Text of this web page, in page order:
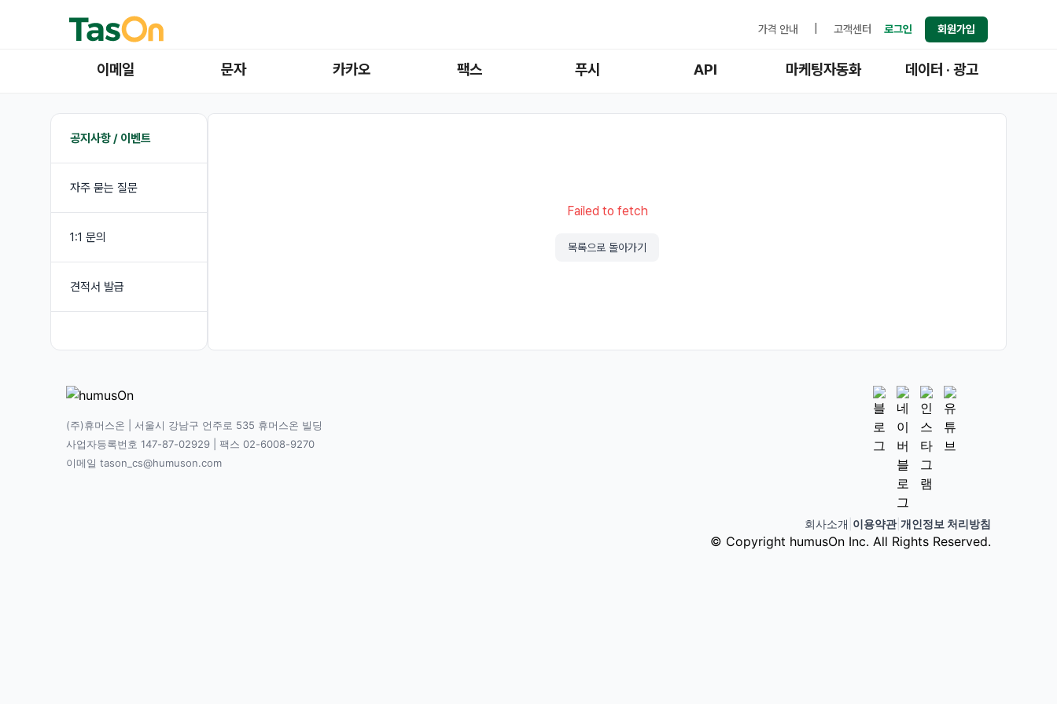
가격 안내 고객센터 로그인 회원가입
이메일 문자 카카오 팩스 푸시 API 마케팅자동화 데이터 · 광고
공지사항 / 이벤트
자주 묻는 질문
1:1 문의
견적서 발급
Failed to fetch
목록으로 돌아가기
(주)휴머스온 | 서울시 강남구 언주로 535 휴머스온 빌딩
사업자등록번호 147-87-02929 | 팩스 02-6008-9270
이메일 tason_cs@humuson.com
회사소개 이용약관| 개인정보 처리방침
© Copyright humusOn Inc. All Rights Reserved.